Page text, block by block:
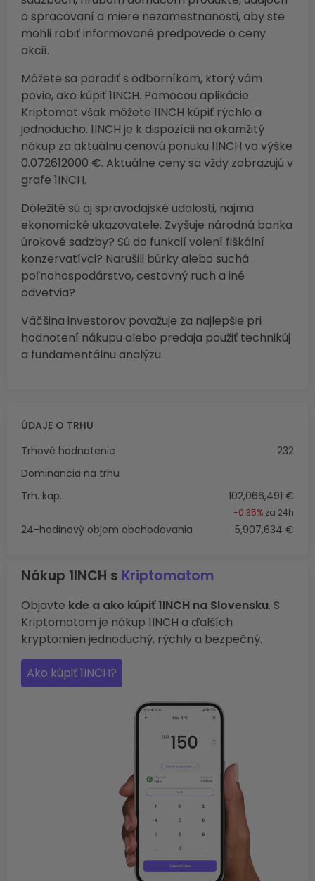
o spracovaní a miere nezamestnanosti, aby ste
mohli robiť informované predpovede o ceny
akcií.
Môžete sa poradiť s odborníkom, ktorý vám
povie, ako kúpiť 1INCH. Pomocou aplikácie
Kriptomat však môžete 1INCH kúpiť rýchlo a
jednoducho. 1INCH je k dispozícii na okamžitý
nákup za aktuálnu cenovú ponuku 1INCH vo výške
0.072612000 €. Aktuálne ceny sa vždy zobrazujú v
grafe 1INCH.
Dôležité sú aj spravodajské udalosti, najmä
ekonomické ukazovatele. Zvyšuje národná banka
úrokové sadzby? Sú do funkcií volení fiškální
konzervatívci? Narušili búrky alebo suchá
poľnohospodárstvo, cestovný ruch a iné
odvetvia?
Väčšina investorov považuje za najlepšie pri
hodnotení nákupu alebo predaja použiť technikúj
a fundamentálnu analýzu.
ÚDAJE O TRHU
Trhové hodnotenie
232
Dominancia na trhu
Trh. kap.
102,066,491 €
-0.35% za 24h
24-hodinový objem obchodovania 5,907,634 €
Nákup 1INCH s Kriptomatom
Objavte kde a ako kúpiť 1INCH na Slovensku. S
Kriptomatom je nákup 1INCH a ďalších
kryptomien jednoduchý, rýchly a bezpečný.
Ako kúpiť 1INCH?